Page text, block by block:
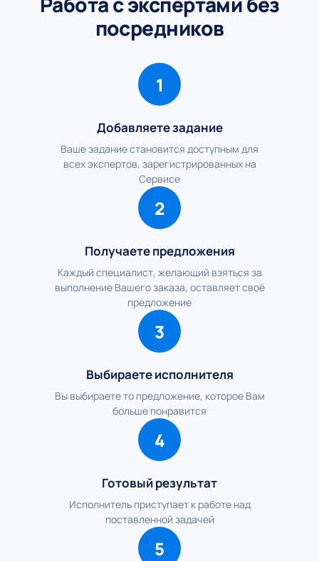
посредников
1
Добавляете задание
Ваше задание становится доступным для
всех экспертов, зарегистрированных на
Сервисе
2
Получаете предложения
Каждый специалист, желающий взяться за
выполнение Вашего заказа, оставляет своё
предложение
3
Выбираете исполнителя
Вы выбираете то предложение, которое Вам
больше понравится
4
Готовый результат
Исполнитель приступает к работе над
поставленной задачей
5